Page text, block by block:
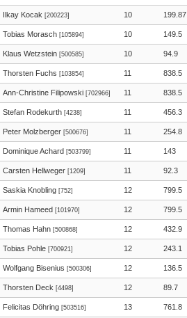
Ilkay Kocak [200223] 10 199.87
Tobias Morasch [105894] 10 149.5
Klaus Wetzstein [500585] 10 94.9
Thorsten Fuchs [103854] 11 838.5
Ann-Christine Filipowski [702966] 11 838.5
Stefan Rodekurth [4238] 11 456.3
Peter Molzberger [500676] 11 254.8
Dominique Achard [503799] 11 143
Carsten Hellweger [1209] 11 92.3
Saskia Knobling [752] 12 799.5
Armin Hameed [101970] 12 799.5
Thomas Hahn [500868] 12 432.9
Tobias Pohle [700921] 12 243.1
Wolfgang Bisenius [500306] 12 136.5
Thorsten Deck [4498] 12 89.7
Felicitas Döhring [503516] 13 761.8